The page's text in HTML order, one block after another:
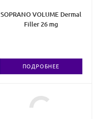
SOPRANO VOLUME Dermal
Filler 26 mg
ПОДРОБНЕЕ